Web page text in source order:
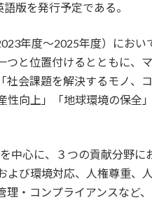
版を発行予定である。
年度〜2025年度）におい
と位置付けるとともに、
社会課題を解決するモノ、
性向上」「地球環境の保全
中心に、３つの貢献分野に
よび環境対応、人権尊重、
理・コンプライアンスなど